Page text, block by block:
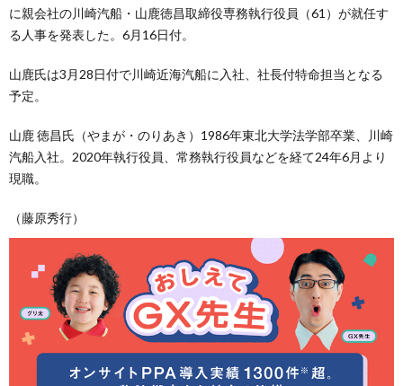
に親会社の川崎汽船・山鹿徳昌取締役専務執行役員（61）が就任す
る人事を発表した。6月16日付。
山鹿氏は3月28日付で川崎近海汽船に入社、社長付特命担当となる
予定。
山鹿 徳昌氏（やまが・のりあき）1986年東北大学法学部卒業、川崎
汽船入社。2020年執行役員、常務執行役員などを経て24年6月より
現職。
（藤原秀行）